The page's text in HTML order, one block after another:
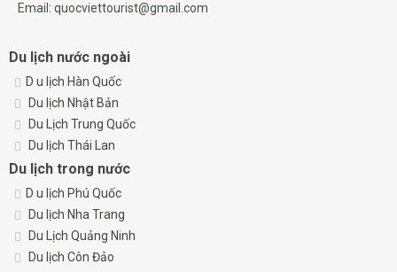
Email: quocviettourist@gmail.com
Du lịch nước ngoài
D u lịch Hàn Quốc
Du lịch Nhật Bản
Du Lịch Trung Quốc
Du lịch Thái Lan
Du lịch trong nước
D u lịch Phú Quốc
Du lịch Nha Trang
Du Lịch Quảng Ninh
Du lịch Côn Đảo